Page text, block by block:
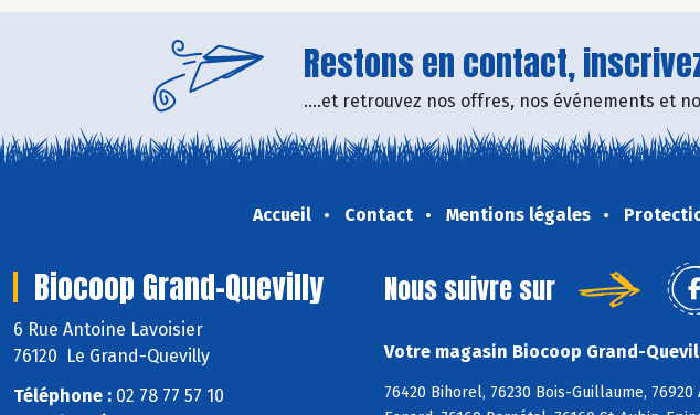
Restons en contact,
....et retrouvez nos offres, nos événements et
Accueil Contact Mentions légales
Biocoop Grand-Quevilly
6 Rue Antoine Lavoisier
76120 Le Grand-Quevilly
Téléphone : 02 78 77 57 10
Nous suivre sur
Votre magasin Biocoop Grand-
76420 Bihorel, 76230 Bois-Guillaume,